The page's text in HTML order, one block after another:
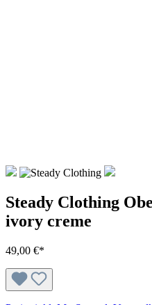
Steady Clothing
ivory creme
49,00 €*